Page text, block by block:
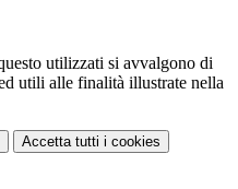
utilizzati si avvalgono di
utili alle finalità illustrate nella
Accetta tutti i cookies